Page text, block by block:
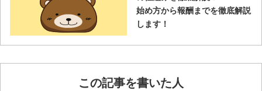
始め方から報酬までを徹底解説
します！
この記事を書いた人